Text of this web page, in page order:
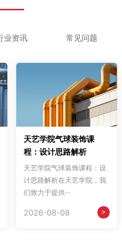
业资讯 常见问题
天艺学院气球装饰课
程：设计思路解析
天艺学院气球装饰课程：设
计思路解析在天艺学院，我
们致力于提供···
2026-08-08 >